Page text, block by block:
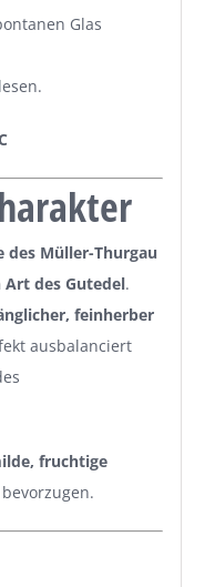
Glas
des Müller-Thurgau
des Gutedel.
feinherber
ausbalanciert
fruchtige